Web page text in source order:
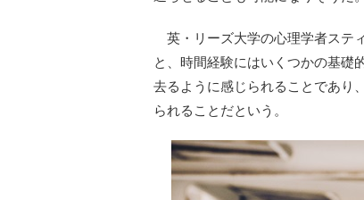
英・リーズ大学の心理学者ステ
と、時間経験にはいくつかの基礎
去るように感じられることであり
られることだという。